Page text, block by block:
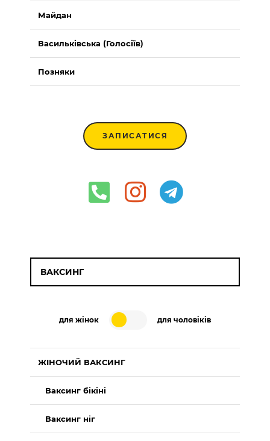
Майдан
Васильківська (Голосіїв)
Позняки
ЗАПИСАТИСЯ
ВАКСИНГ
для жінок для чоловіків
ЖІНОЧИЙ ВАКСИНГ
Ваксинг бікіні
Ваксинг ніг